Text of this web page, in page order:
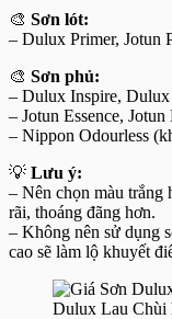
🎨 Sơn lót:
– Dulux Primer, Jotun
🎨 Sơn phủ:
– Dulux Inspire, Dulux
– Jotun Essence, Jotun
– Nippon Odourless
💡 Lưu ý:
– Nên chọn màu trắng
rãi, thoáng đãng hơn.
– Không nên sử dụng
cao sẽ làm lộ khuyết
Dulux Lau Chùi